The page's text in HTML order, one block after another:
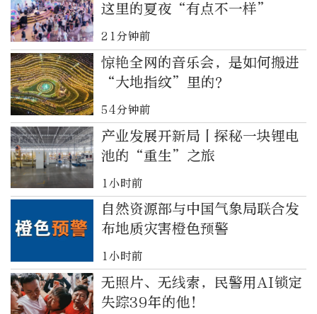
这里的夏夜“有点不一样”
21分钟前
惊艳全网的音乐会，是如何搬进
“大地指纹”里的？
54分钟前
产业发展开新局丨探秘一块锂电
池的“重生”之旅
1小时前
自然资源部与中国气象局联合发
布地质灾害橙色预警
1小时前
无照片、无线索，民警用AI锁定
失踪39年的他！